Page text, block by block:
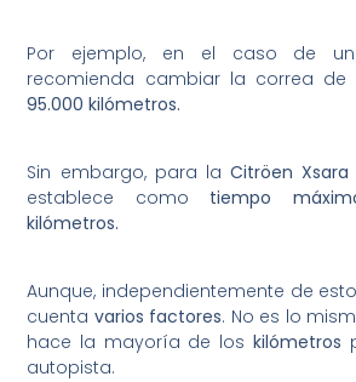
Por ejemplo, en el caso de un
recomienda cambiar la correa de
95.000 kilómetros.
Sin embargo, para la Citröen Xsara
establece como tiempo
kilómetros.
Aunque, independientemente de
cuenta varios factores. No es lo
hace la mayoría de los kilómetros
autopista.